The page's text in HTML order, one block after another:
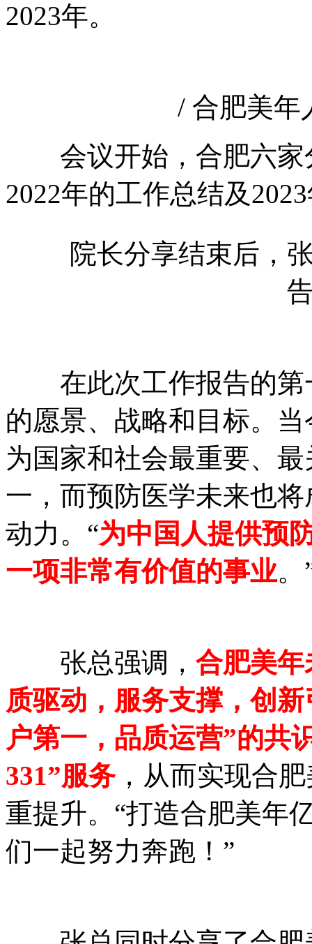
2023年。
/ 合肥美年
会议开始，合肥六家
2022年的工作总结及
院长分享结束后，张
在此次工作报告的第
的愿景、战略和目标。
为国家和社会最重要、
一，而预防医学未来也
动力。“为中国人提供预
一项非常有价值的事业。
张总强调， 合肥美
质驱动，服务支撑，创
户第一，品质运营”的共
331”服务，从而实现合
重提升。“打造合肥美年
们一起努力奔跑！”